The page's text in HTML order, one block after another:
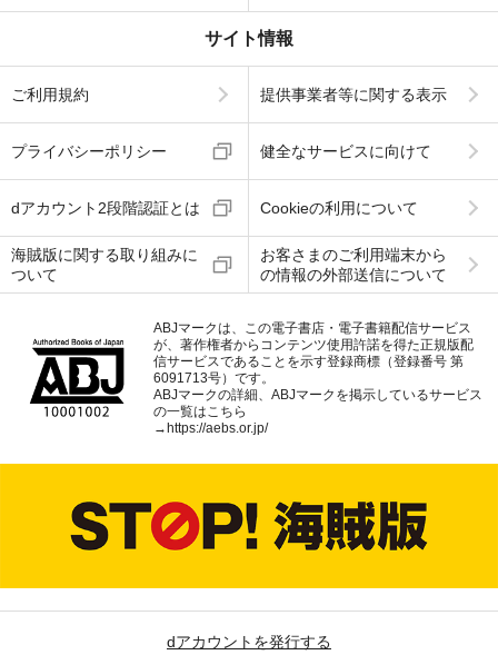
サイト情報
ご利用規約 提供事業者等に関する表示
プライバシーポリシー 健全なサービスに向けて
dアカウント2段階認証とは Cookieの利用について
海賊版に関する取り組みに
ついて
お客さまのご利用端末から
の情報の外部送信について
ABJマークは、この電子書店・電子書籍配信サービス
が、著作権者からコンテンツ使用許諾を得た正規版配
信サービスであることを示す登録商標（登録番号 第
6091713号）です。
ABJマークの詳細、ABJマークを掲示しているサービス
の一覧はこちら
→https://aebs.or.jp/
dアカウントを発行する